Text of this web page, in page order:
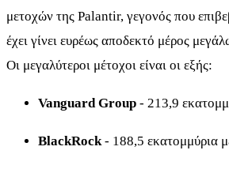
μετοχών της Palantir, γεγονός που
έχει γίνει ευρέως αποδεκτό μέρος
Οι μεγαλύτεροι μέτοχοι είναι οι εξής:
Vanguard Group - 213,9
BlackRock- 188,5 εκατομμύρια